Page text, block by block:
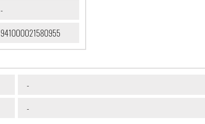
-
941000021580955
-
-